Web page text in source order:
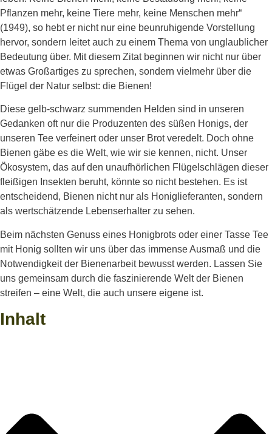
Pflanzen mehr, keine Tiere mehr, keine Menschen mehr“
(1949), so hebt er nicht nur eine beunruhigende Vorstellung
hervor, sondern leitet auch zu einem Thema von unglaublicher
Bedeutung über. Mit diesem Zitat beginnen wir nicht nur über
etwas Großartiges zu sprechen, sondern vielmehr über die
Flügel der Natur selbst: die Bienen!
Diese gelb-schwarz summenden Helden sind in unseren
Gedanken oft nur die Produzenten des süßen Honigs, der
unseren Tee verfeinert oder unser Brot veredelt. Doch ohne
Bienen gäbe es die Welt, wie wir sie kennen, nicht. Unser
Ökosystem, das auf den unaufhörlichen Flügelschlägen dieser
fleißigen Insekten beruht, könnte so nicht bestehen. Es ist
entscheidend, Bienen nicht nur als Honiglieferanten, sondern
als wertschätzende Lebenserhalter zu sehen.
Beim nächsten Genuss eines Honigbrots oder einer Tasse Tee
mit Honig sollten wir uns über das immense Ausmaß und die
Notwendigkeit der Bienenarbeit bewusst werden. Lassen Sie
uns gemeinsam durch die faszinierende Welt der Bienen
streifen – eine Welt, die auch unsere eigene ist.
Inhalt